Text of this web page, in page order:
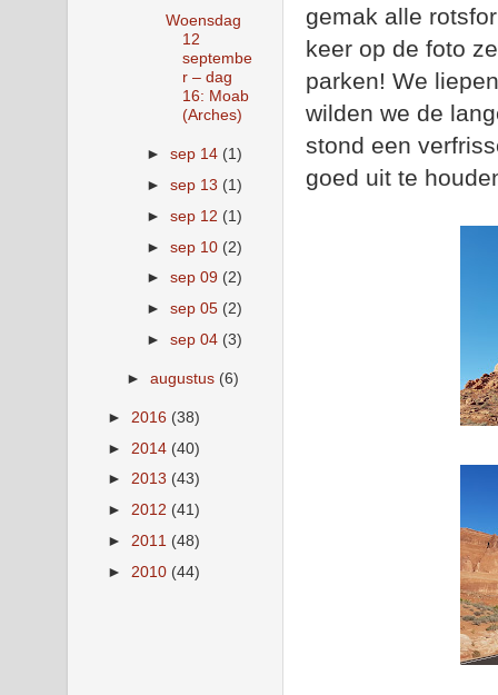
gemak alle
keer op de foto
parken! We
wilden we de
stond een
goed uit te
Woensdag
12
septembe
r – dag
16: Moab
(Arches)
► sep 14 (1)
► sep 13 (1)
► sep 12 (1)
► sep 10 (2)
► sep 09 (2)
► sep 05 (2)
► sep 04 (3)
►augustus (6)
► 2016 (38)
► 2014 (40)
► 2013 (43)
► 2012 (41)
► 2011 (48)
► 2010 (44)